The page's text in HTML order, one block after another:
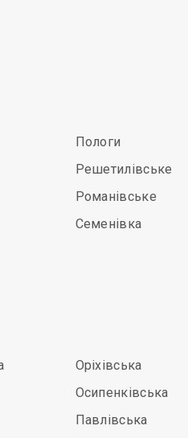
Пологи
Решетилівське
Романівське
Семенівка
Оріхівська
Осипенківська
Павлівська